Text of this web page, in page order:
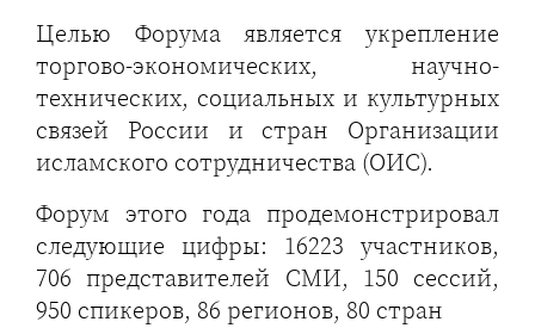
Целью Форума является укрепление
торгово-экономических, научно-
технических, социальных и культурных
связей России и стран Организации
исламского сотрудничества (ОИС).
Форум этого года продемонстрировал
следующие цифры: 16223 участников,
706 представителей СМИ, 150 сессий,
950 спикеров, 86 регионов, 80 стран